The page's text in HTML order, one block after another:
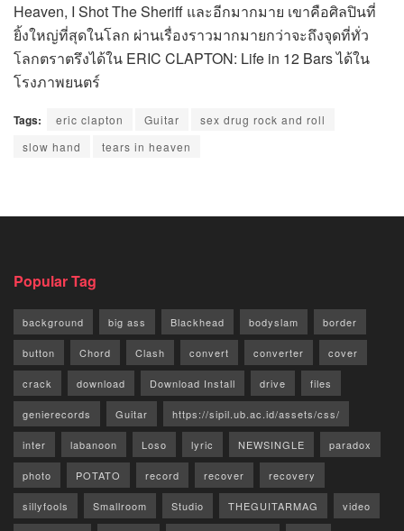
Heaven, I Shot The Sheriff และอีกมากมาย เขาคือศิลปินที่
ยิ้งใหญ่ที่สุดในโลก ผ่านเรื่องราวมากมายกว่าจะถึงจุดที่ทั่ว
โลกตราตรึงได้ใน ERIC CLAPTON: Life in 12 Bars ได้ใน
โรงภาพยนตร์
Tags: eric clapton Guitar
sex drug rock and roll
slow hand
tears in heaven
Popular Tag
background big ass Blackhead bodyslam border
button Chord Clash convert converter cover
crack download Download Install drive files
genierecords Guitar https://sipil.ub.ac.id/assets/css/
inter labanoon Loso lyric NEWSINGLE paradox
photo POTATO record recover recovery
sillyfools Smallroom Studio THEGUITARMAG video